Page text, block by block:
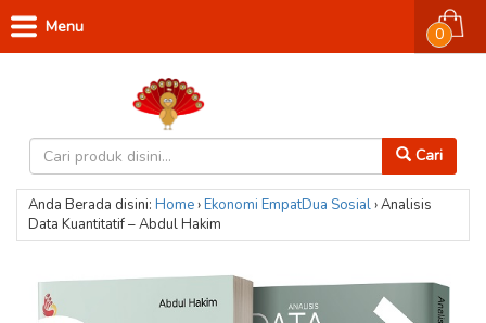
Cari
0
Menu
Anda Berada disini: Home›Ekonomi EmpatDua Sosial›Analisis
Data Kuantitatif – Abdul Hakim